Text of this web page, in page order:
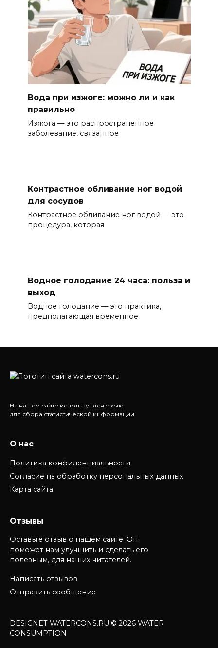
Вода при изжоге: можно ли и как
правильно
Изжога — это распространенное
заболевание, связанное
Контрастное обливание ног водой
для сосудов
Контрастное обливание ног водой — это
процедура, которая
Водное голодание 24 часа: польза и
выход
Водное голодание — это практика,
предполагающая временное
На нашем сайте используются cookie
для сбора статистической информации.
О нас
Политика конфиденциальности
Согласие на обработку персональных данных
Карта сайта
Отзывы
Оставьте отзыв о нашем сайте. Он
поможет нам улучшить и сделать его
полезным, для наших читателей.
Написать отзывов
Отправить сообщение
DESIGNET WATERCONS.RU © 2026 WATER
CONSUMPTION